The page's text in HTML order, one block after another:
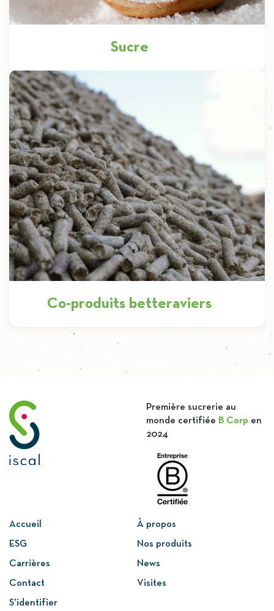
Sucre
Produit phare d’iscal, nous produisons chaque
année approximativement 200.000t de sucre
cristal en transformant plus d’un million de
tonnes de […]
Découvrir
Co-produits betteraviers
Rien ne se perd, tout se transforme dans notre
Accueil À propos
ESG Nos produits
Carrières News
Contact Visites
S’identifier
Première sucrerie au
monde certifiée B Corp en
2024